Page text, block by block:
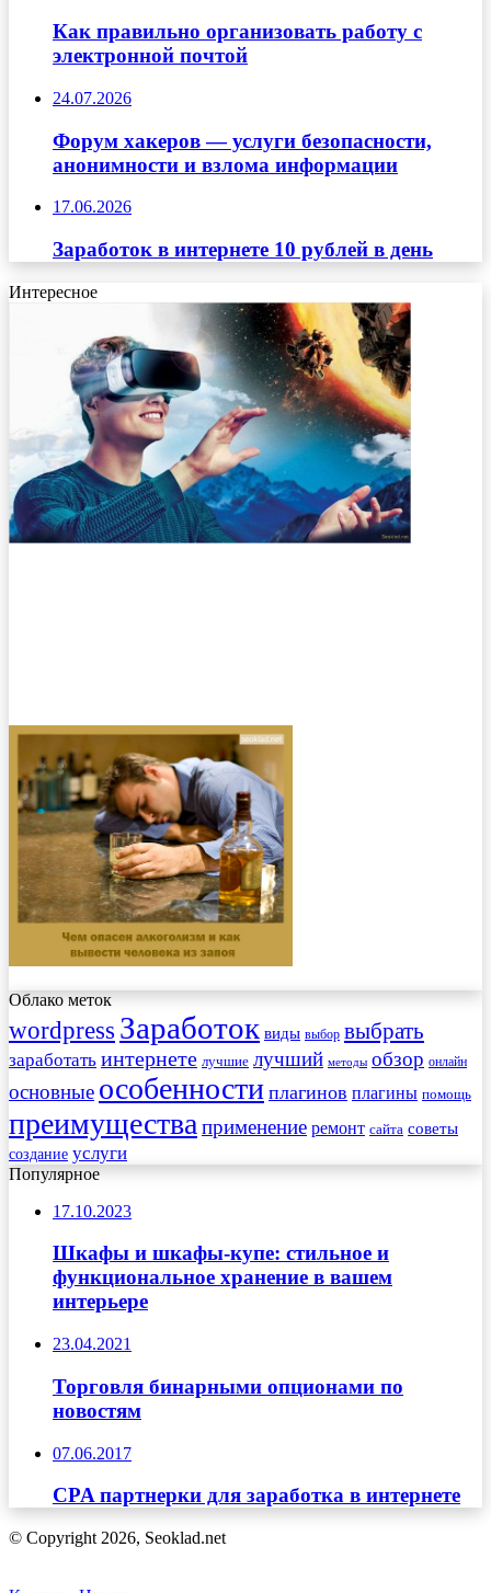
Как правильно организовать работу с
электронной почтой
24.07.2026
Форум хакеров — услуги безопасности,
анонимности и взлома информации
17.06.2026
Заработок в интернете 10 рублей в день
Интересное
Облако меток
wordpress Заработок виды выбор выбрать
заработать интернете лучшие лучший методы обзор онлайн
основные особенности плагинов плагины помощь
преимущества применение ремонт сайта советы
создание услуги
Популярное
17.10.2023
Шкафы и шкафы-купе: стильное и
функциональное хранение в вашем
интерьере
23.04.2021
Торговля бинарными опционами по
новостям
07.06.2017
CPA партнерки для заработка в интернете
© Copyright 2026, Seoklad.net